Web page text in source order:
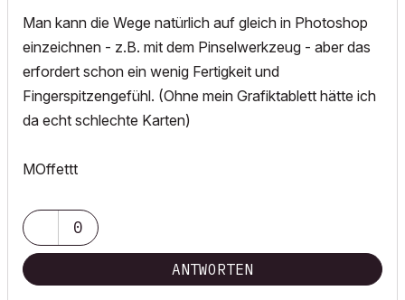
Man kann die Wege natürlich auf gleich in Photoshop
einzeichnen - z.B. mit dem Pinselwerkzeug - aber das
erfordert schon ein wenig Fertigkeit und
Fingerspitzengefühl. (Ohne mein Grafiktablett hätte ich
da echt schlechte Karten)
MOffettt
0
ANTWORTEN